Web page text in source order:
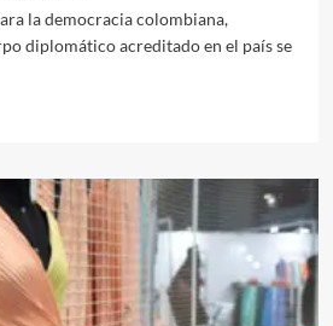
la democracia colombiana,
diplomático acreditado en el país se